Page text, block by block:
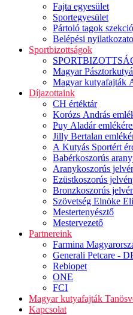
Fajta egyesület
Sportegyesület
Pártoló tagok
Belépési
Sportbizottságok
Magyar
Magyar kutyafajták
Díjazottaink
CH értéktár
Korózs András
Puy Aladár
Jilly Bertalan
A Kutyás Sportért
Babérkoszorús
Aranykoszorús
Ezüstkoszorús
Bronzkoszorús
Szövetség Elnöke
Mestertenyésztő
Mestervezető
Partnereink
Farmina
Generali Petcare -
Rebiopet
ONE
FCI
Magyar kutyafajták
Kapcsolat